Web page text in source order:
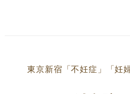
東京新宿「不妊症」「妊